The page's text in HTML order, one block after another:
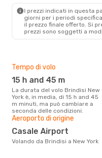
I prezzi indicati in questa
giorni per i periodi
il ​​prezzo finale offerto. Si
prezzi sono soggetti a
Tempo di volo
15 h and 45 m
La durata del volo Brindisi New
York è, in media, di 15 h and 45
m minuti, ma può cambiare a
seconda delle condizioni.
Aeroporto di origine
Casale Airport
Volando da Brindisi a New York